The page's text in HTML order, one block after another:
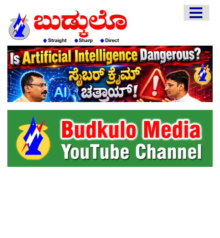
EDITORIAL
ENGLISH
KANNADA
INTERVIEWS
LITERATURE
ENTERTAINMENT
HEALTH